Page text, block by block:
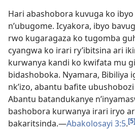
Hari abashobora kuvuga ko
n’ubugome. Icyakora, ibyo
rwo kugaragaza ko tugomba
cyangwa ko irari ry’ibitsina ari
kurwanya kandi ko kwifata mu
bidashoboka. Nyamara, Bibiliya
nk’izo, abantu bafite
Abantu batandukanye
bashobora kurwanya irari iryo
bakaritsinda.—Abakolosayi 3:5.[5]